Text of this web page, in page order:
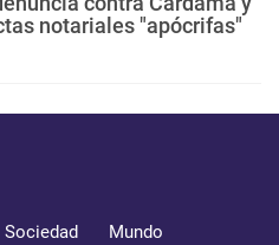
notariales "apócrifas"
Sociedad Mundo